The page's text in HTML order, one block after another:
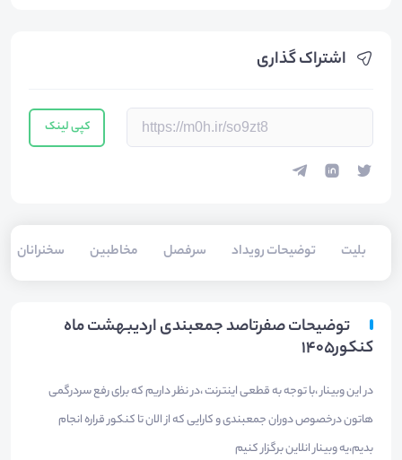
اشتراک گذاری
کپی لینک
بلیت‌ توضیحات رویداد سرفصل مخاطبین سخنرانان
توضیحات صفرتاصد جمعبندی اردیبهشت ماه
کنکور۱۴۰۵
در این وبینار ،با توجه به قطعی اینترنت ،در نظر داریم که برای رفع سردرگمی
هاتون درخصوص دوران جمعبندی و کارایی که از الان تا کنکور قراره انجام
بدیم،یه وبینار انلاین برگزار کنیم